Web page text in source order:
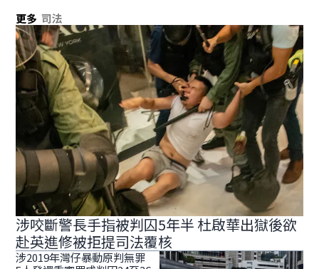
更多 司法
涉咬斷警長手指被判囚5年半 杜啟華出獄後欲
赴英進修被拒提司法覆核
涉2019年灣仔暴動原判無罪